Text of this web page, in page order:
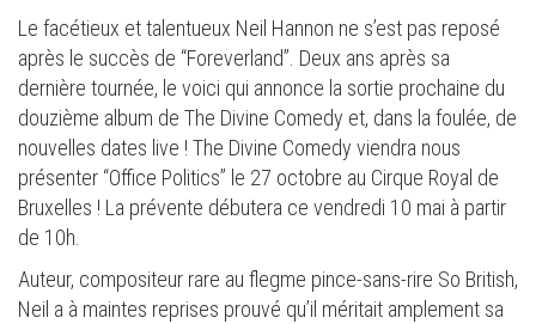
Le facétieux et talentueux Neil Hannon ne s’est pas reposé
après le succès de “Foreverland”. Deux ans après sa
dernière tournée, le voici qui annonce la sortie prochaine du
douzième album de The Divine Comedy et, dans la foulée, de
nouvelles dates live ! The Divine Comedy viendra nous
présenter “Office Politics” le 27 octobre au Cirque Royal de
Bruxelles ! La prévente débutera ce vendredi 10 mai à partir
de 10h.
Auteur, compositeur rare au flegme pince-sans-rire So British,
Neil a à maintes reprises prouvé qu’il méritait amplement sa